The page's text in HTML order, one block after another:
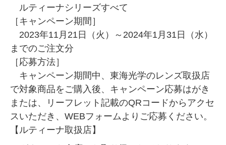
ルティーナシリーズすべて
［キャンペーン期間］
2023年11月21日（火）～2024年1月31日（水）
までのご注文分
［応募方法］
キャンペーン期間中、東海光学のレンズ取扱店
で対象商品をご購入後、キャンペーン応募はがき
または、リーフレット記載のQRコードからアクセ
スいただき、WEBフォームよりご応募ください。
【ルティーナ取扱店】